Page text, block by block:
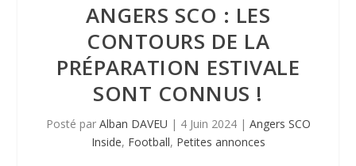
ANGERS SCO : LES
CONTOURS DE LA
PRÉPARATION ESTIVALE
SONT CONNUS !
Posté par Alban DAVEU | 4 Juin 2024| Angers SCO
Inside, Football, Petites annonces